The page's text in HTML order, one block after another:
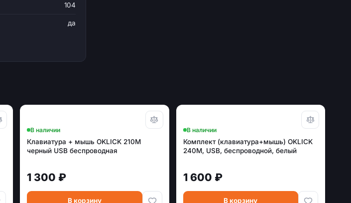
104
да
В наличии
Клавиатура + мышь OKLICK 210M
черный USB беспроводная
1 300 ₽
В корзину
В наличии
Комплект (клавиатура+мышь) OKLICK
240M, USB, беспроводной, белый
1 600 ₽
В корзину